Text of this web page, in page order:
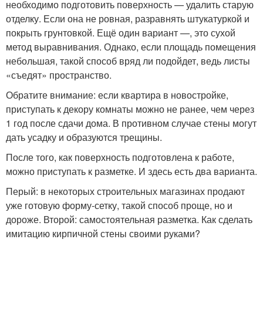
необходимо подготовить поверхность — удалить старую
отделку. Если она не ровная, разравнять штукатуркой и
покрыть грунтовкой. Ещё один вариант —, это сухой
метод выравнивания. Однако, если площадь помещения
небольшая, такой способ вряд ли подойдет, ведь листы
«съедят» пространство.
Обратите внимание: если квартира в новостройке,
приступать к декору комнаты можно не ранее, чем через
1 год после сдачи дома. В противном случае стены могут
дать усадку и образуются трещины.
После того, как поверхность подготовлена к работе,
можно приступать к разметке. И здесь есть два варианта.
Перый: в некоторых строительных магазинах продают
уже готовую форму-сетку, такой способ проще, но и
дороже. Второй: самостоятельная разметка. Как сделать
имитацию кирпичной стены своими руками?